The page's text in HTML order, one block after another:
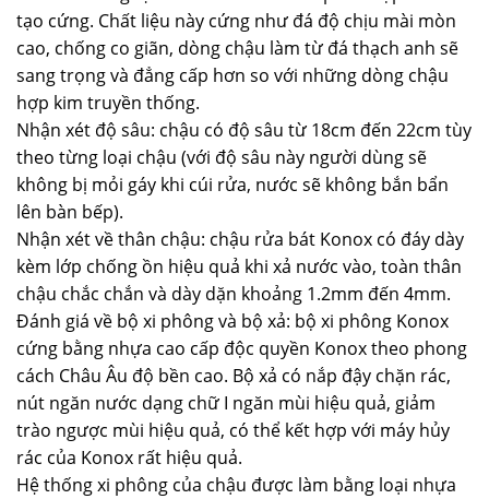
tạo cứng. Chất liệu này cứng như đá độ chịu mài mòn
cao, chống co giãn, dòng chậu làm từ đá thạch anh sẽ
sang trọng và đẳng cấp hơn so với những dòng chậu
hợp kim truyền thống.
Nhận xét độ sâu: chậu có độ sâu từ 18cm đến 22cm tùy
theo từng loại chậu (với độ sâu này người dùng sẽ
không bị mỏi gáy khi cúi rửa, nước sẽ không bắn bẩn
lên bàn bếp).
Nhận xét về thân chậu: chậu rửa bát Konox có đáy dày
kèm lớp chống ồn hiệu quả khi xả nước vào, toàn thân
chậu chắc chắn và dày dặn khoảng 1.2mm đến 4mm.
Đánh giá về bộ xi phông và bộ xả: bộ xi phông Konox
cứng bằng nhựa cao cấp độc quyền Konox theo phong
cách Châu Âu độ bền cao. Bộ xả có nắp đậy chặn rác,
nút ngăn nước dạng chữ I ngăn mùi hiệu quả, giảm
trào ngược mùi hiệu quả, có thể kết hợp với máy hủy
rác của Konox rất hiệu quả.
Hệ thống xi phông của chậu được làm bằng loại nhựa